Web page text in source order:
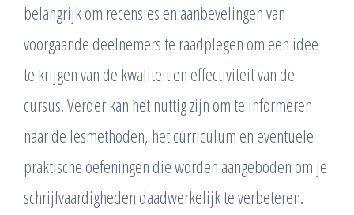
belangrijk om recensies en aanbevelingen van
voorgaande deelnemers te raadplegen om een idee
te krijgen van de kwaliteit en effectiviteit van de
cursus. Verder kan het nuttig zijn om te informeren
naar de lesmethoden, het curriculum en eventuele
praktische oefeningen die worden aangeboden om je
schrijfvaardigheden daadwerkelijk te verbeteren.